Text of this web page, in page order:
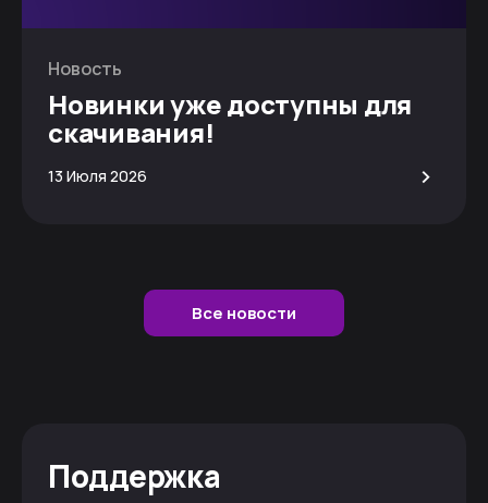
Новость
Новинки уже доступны для
скачивания!
13 Июля 2026 >
Все новости
Поддержка